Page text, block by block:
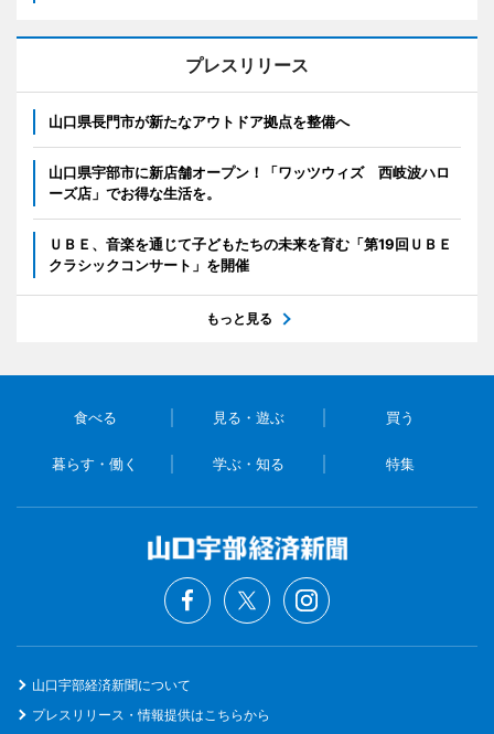
プレスリリース
山口県長門市が新たなアウトドア拠点を整備へ
山口県宇部市に新店舗オープン！「ワッツウィズ 西岐波ハロ
ーズ店」でお得な生活を。
ＵＢＥ、音楽を通じて子どもたちの未来を育む「第19回ＵＢＥ
クラシックコンサート」を開催
もっと見る
食べる 見る・遊ぶ 買う
暮らす・働く 学ぶ・知る 特集
山口宇部経済新聞について
プレスリリース・情報提供はこちらから